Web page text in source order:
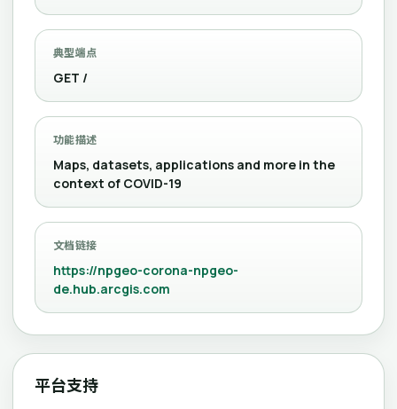
典型端点
GET /
功能描述
Maps, datasets, applications and more in the
context of COVID-19
文档链接
https://npgeo-corona-npgeo-
de.hub.arcgis.com
平台支持